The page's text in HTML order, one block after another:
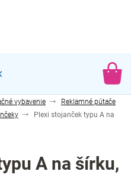
vybavenie
Reklamné pútače
Plexi stojanček typu A na
A na šírku,